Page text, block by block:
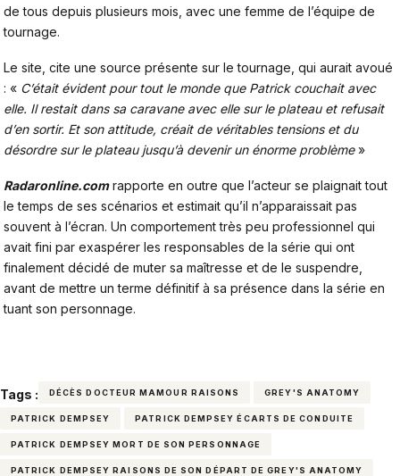
de tous depuis plusieurs mois, avec une femme de l’équipe de
tournage.
Le site, cite une source présente sur le tournage, qui aurait avoué
: « C’était évident pour tout le monde que Patrick couchait avec
elle. Ilrestait dans sa cara­vane avec elle sur le plateau et refu­sait
d’en sortir. Et son attitude, créait de véri­tables tensions et du
désordre sur le plateau jusqu’à deve­nir un énorme problème»
Radaronline.comrapporte en outre que l’acteur se plaignait tout
le temps de ses scénarios et estimait qu’il n’apparaissait pas
souvent à l’écran. Un comportement très peu professionnel qui
avait fini par exaspérer les responsables de la série qui ont
finalement décidé de muter sa maîtresse et de le suspendre,
avant de mettre un terme définitif à sa présence dans la série en
tuant son personnage.
Tags : DÉCÈS DOCTEUR MAMOUR RAISONS GREY'S ANATOMY
PATRICK DEMPSEY PATRICK DEMPSEY ÉCARTS DE CONDUITE
PATRICK DEMPSEY MORT DE SON PERSONNAGE
PATRICK DEMPSEY RAISONS DE SON DÉPART DE GREY'S ANATOMY